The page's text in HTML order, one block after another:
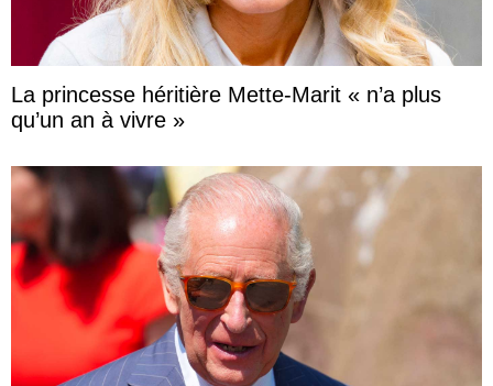
La princesse héritière Mette-Marit « n’a plus
qu’un an à vivre »